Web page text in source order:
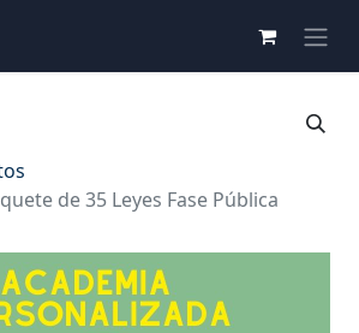
de 35 Leyes Fase Pública